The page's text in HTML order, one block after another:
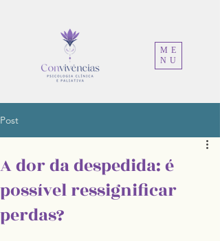
ME
NU
Post
A dor da despedida: é
possível ressignificar
perdas?